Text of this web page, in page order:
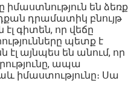
իմաստնություն են ձեռք
դրամատիկ բնույթ
էլ գիտեն, որ վեճը
պետք է
էլ այնպես են անում, որ
ապա
իմաստությունը։ Սա